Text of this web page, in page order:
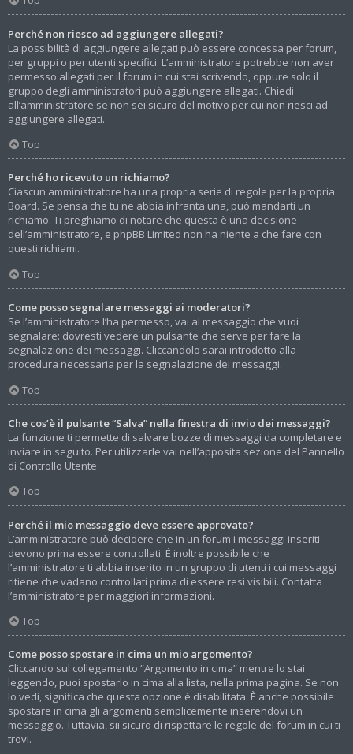
Perché non riesco ad aggiungere allegati?
La possibilità di aggiungere allegati può essere concessa per forum,
per gruppi o per utenti specifici. L’amministratore potrebbe non aver
permesso allegati per il forum in cui stai scrivendo, oppure solo il
gruppo degli amministratori può aggiungere allegati. Chiedi
all’amministratore se non sei sicuro del motivo per cui non riesci ad
aggiungere allegati.
Top
Perché ho ricevuto un richiamo?
Ciascun amministratore ha una propria serie di regole per la propria
Board. Se pensa che tu ne abbia infranta una, può mandarti un
richiamo. Ti preghiamo di notare che questa è una decisione
dell’amministratore, e phpBB Limited non ha niente a che fare con
questi richiami.
Top
Come posso segnalare messaggi ai moderatori?
Se l’amministratore l’ha permesso, vai al messaggio che vuoi
segnalare: dovresti vedere un pulsante che serve per fare la
segnalazione dei messaggi. Cliccandolo sarai introdotto alla
procedura necessaria per la segnalazione dei messaggi.
Top
Che cos’è il pulsante “Salva” nella finestra di invio dei messaggi?
La funzione ti permette di salvare bozze di messaggi da completare e
inviare in seguito. Per utilizzarle vai nell’apposita sezione del Pannello
di Controllo Utente.
Top
Perché il mio messaggio deve essere approvato?
L’amministratore può decidere che in un forum i messaggi inseriti
devono prima essere controllati. È inoltre possibile che
l’amministratore ti abbia inserito in un gruppo di utenti i cui messaggi
ritiene che vadano controllati prima di essere resi visibili. Contatta
l’amministratore per maggiori informazioni.
Top
Come posso spostare in cima un mio argomento?
Cliccando sul collegamento “Argomento in cima” mentre lo stai
leggendo, puoi spostarlo in cima alla lista, nella prima pagina. Se non
lo vedi, significa che questa opzione è disabilitata. È anche possibile
spostare in cima gli argomenti semplicemente inserendovi un
messaggio. Tuttavia, sii sicuro di rispettare le regole del forum in cui ti
trovi.